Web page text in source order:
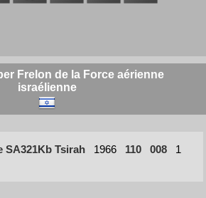
Frelon de la Force aérienne
israélienne
SA321Kb Tsirah 1966 110 008
1